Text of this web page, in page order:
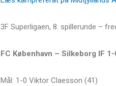
3F Superligaen, 8. spillerunde –
FC København – Silkeborg IF
Mål: 1-0 Viktor Claesson (41)